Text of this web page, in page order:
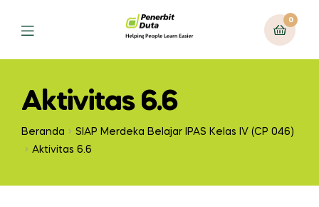
0
Aktivitas 6.6
Beranda
SIAP Merdeka Belajar IPAS Kelas IV (CP 046)
Aktivitas 6.6